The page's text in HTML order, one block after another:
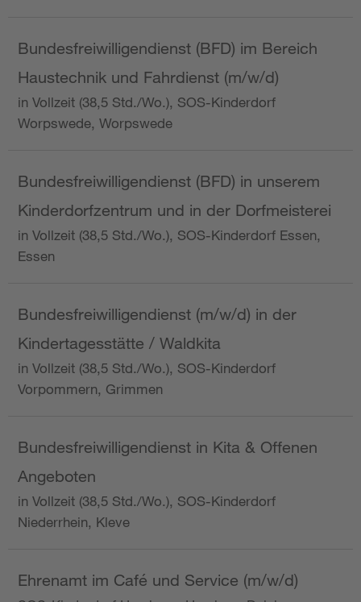
Bundesfreiwilligendienst (BFD) im Bereich
Haustechnik und Fahrdienst (m/w/d)
in Vollzeit (38,5 Std./Wo.), SOS-Kinderdorf
Worpswede, Worpswede
Bundesfreiwilligendienst (BFD) in unserem
Kinderdorfzentrum und in der Dorfmeisterei
in Vollzeit (38,5 Std./Wo.), SOS-Kinderdorf Essen,
Essen
Bundesfreiwilligendienst (m/w/d) in der
Kindertagesstätte / Waldkita
in Vollzeit (38,5 Std./Wo.), SOS-Kinderdorf
Vorpommern, Grimmen
Bundesfreiwilligendienst in Kita & Offenen
Angeboten
in Vollzeit (38,5 Std./Wo.), SOS-Kinderdorf
Niederrhein, Kleve
Ehrenamt im Café und Service (m/w/d)